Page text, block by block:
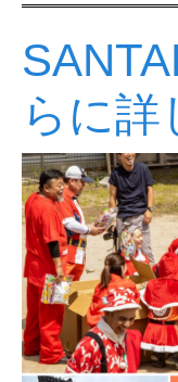
らに詳